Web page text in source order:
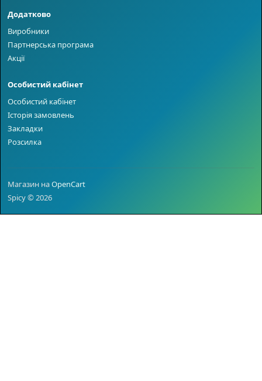
Додатково
Виробники
Партнерська програма
Акції
Особистий кабінет
Особистий кабінет
Історія замовлень
Закладки
Розсилка
Магазин наOpenCart
Spicy © 2026